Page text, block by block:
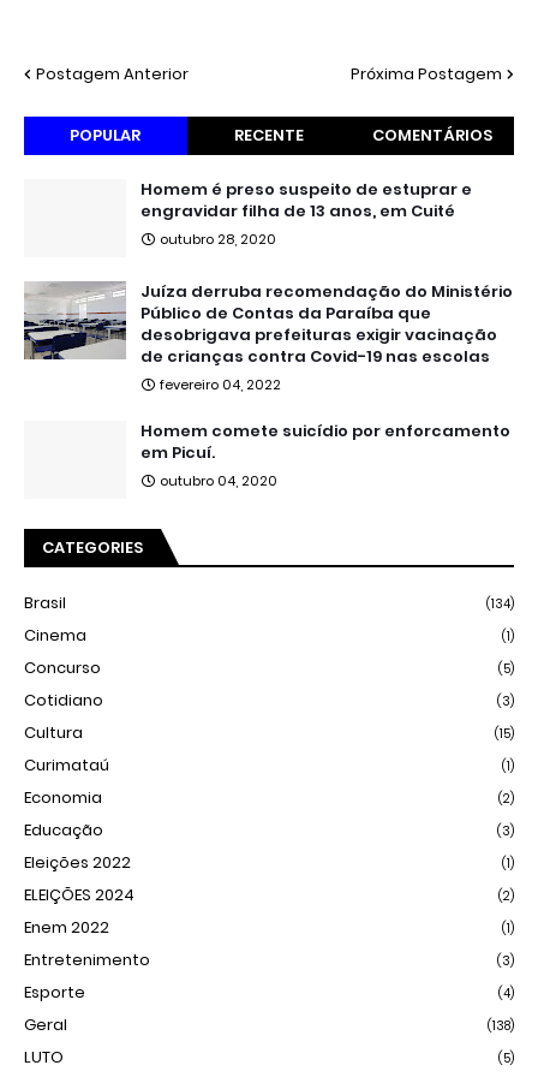
Postagem Anterior Próxima Postagem
POPULAR RECENTE COMENTÁRIOS
Homem é preso suspeito de estuprar e
engravidar filha de 13 anos, em Cuité
outubro 28, 2020
Juíza derruba recomendação do Ministério
Público de Contas da Paraíba que
desobrigava prefeituras exigir vacinação
de crianças contra Covid-19 nas escolas
fevereiro 04, 2022
Homem comete suicídio por enforcamento
em Picuí.
outubro 04, 2020
CATEGORIES
Brasil (134)
Cinema (1)
Concurso (5)
Cotidiano (3)
Cultura (15)
Curimataú (1)
Economia (2)
Educação (3)
Eleições 2022 (1)
ELEIÇÕES 2024 (2)
Enem 2022 (1)
Entretenimento (3)
Esporte (4)
Geral (138)
LUTO (5)